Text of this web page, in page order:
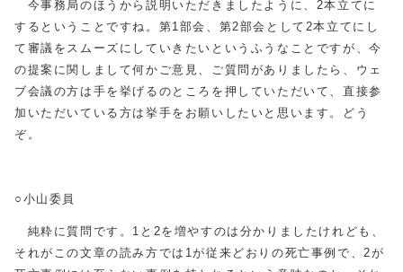
今事務局のほうから説明いただきましたように、2本立てに
するということですね。第1部会、第2部会として2本立てにし
て審議をスムーズにしていきたいというふうなことですが、今
の提案に関しまして何かご意見、ご質問がありましたら、ウェ
ブ会議の方は手を挙げるのところを押していただいて、直接参
加いただいている方は挙手をお願いしたいと思います。どう
ぞ。
○小山委員
純粋に質問です。1と2を増やすのは分かりましたけれども、
それがこの文章の読み方では1が従来どおりの死亡事例で、2が